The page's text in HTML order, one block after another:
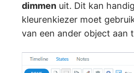
dimmen uit. Dit kan
kleurenkiezer moet
van een ander object aan